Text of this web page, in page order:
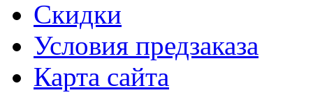
Скидки
Условия предзаказа
Карта сайта